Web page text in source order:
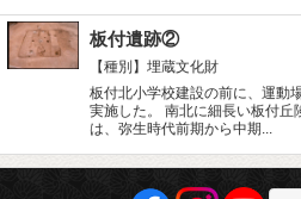
板付遺跡②
【種別】埋蔵文化財
板付北小学校建設の前に、運動
実施した。 南北に細長い板付丘
は、弥生時代前期から中期...